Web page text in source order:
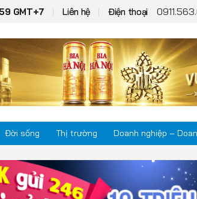
GMT+7 Liên hệ Điện thoại
Đời sống Thị trường Doanh nghiệp –
Doanh nghiệp – Doanh nhân